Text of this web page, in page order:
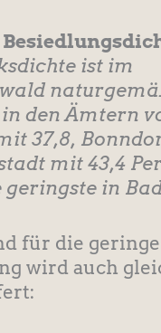
ist im
den Ämtern
37,8,
mit 43,4
geringste in
für die geringe
wird auch